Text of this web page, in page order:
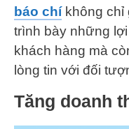
báo chíkhông chỉ
trình bày những
khách hàng mà
lòng tin với đối
Tăng doanh